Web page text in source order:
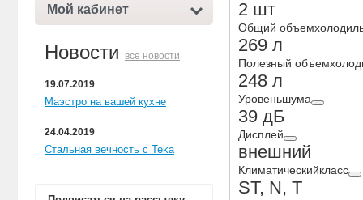
Мой кабинет
Новости все новости
19.07.2019
Маэстро на вашей кухне
24.04.2019
Стальная вечность с Teka
2 шт
Общий
269 л
Полезный
248 л
Уровеньшума
39 дБ
Дисплей
внешний
Климатическийкласс
ST, N, T